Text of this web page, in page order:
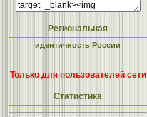
Региональная
идентичность России
Только для пользователей сети
Статистика